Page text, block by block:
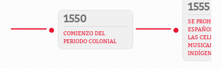
1550
COMIENZO DEL
PERIODO COLONIAL
1555
SE PROHIBE
LAS
MUSICALES
INDÍGENAS